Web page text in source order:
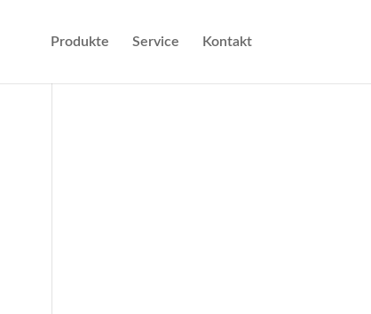
Produkte Service Kontakt